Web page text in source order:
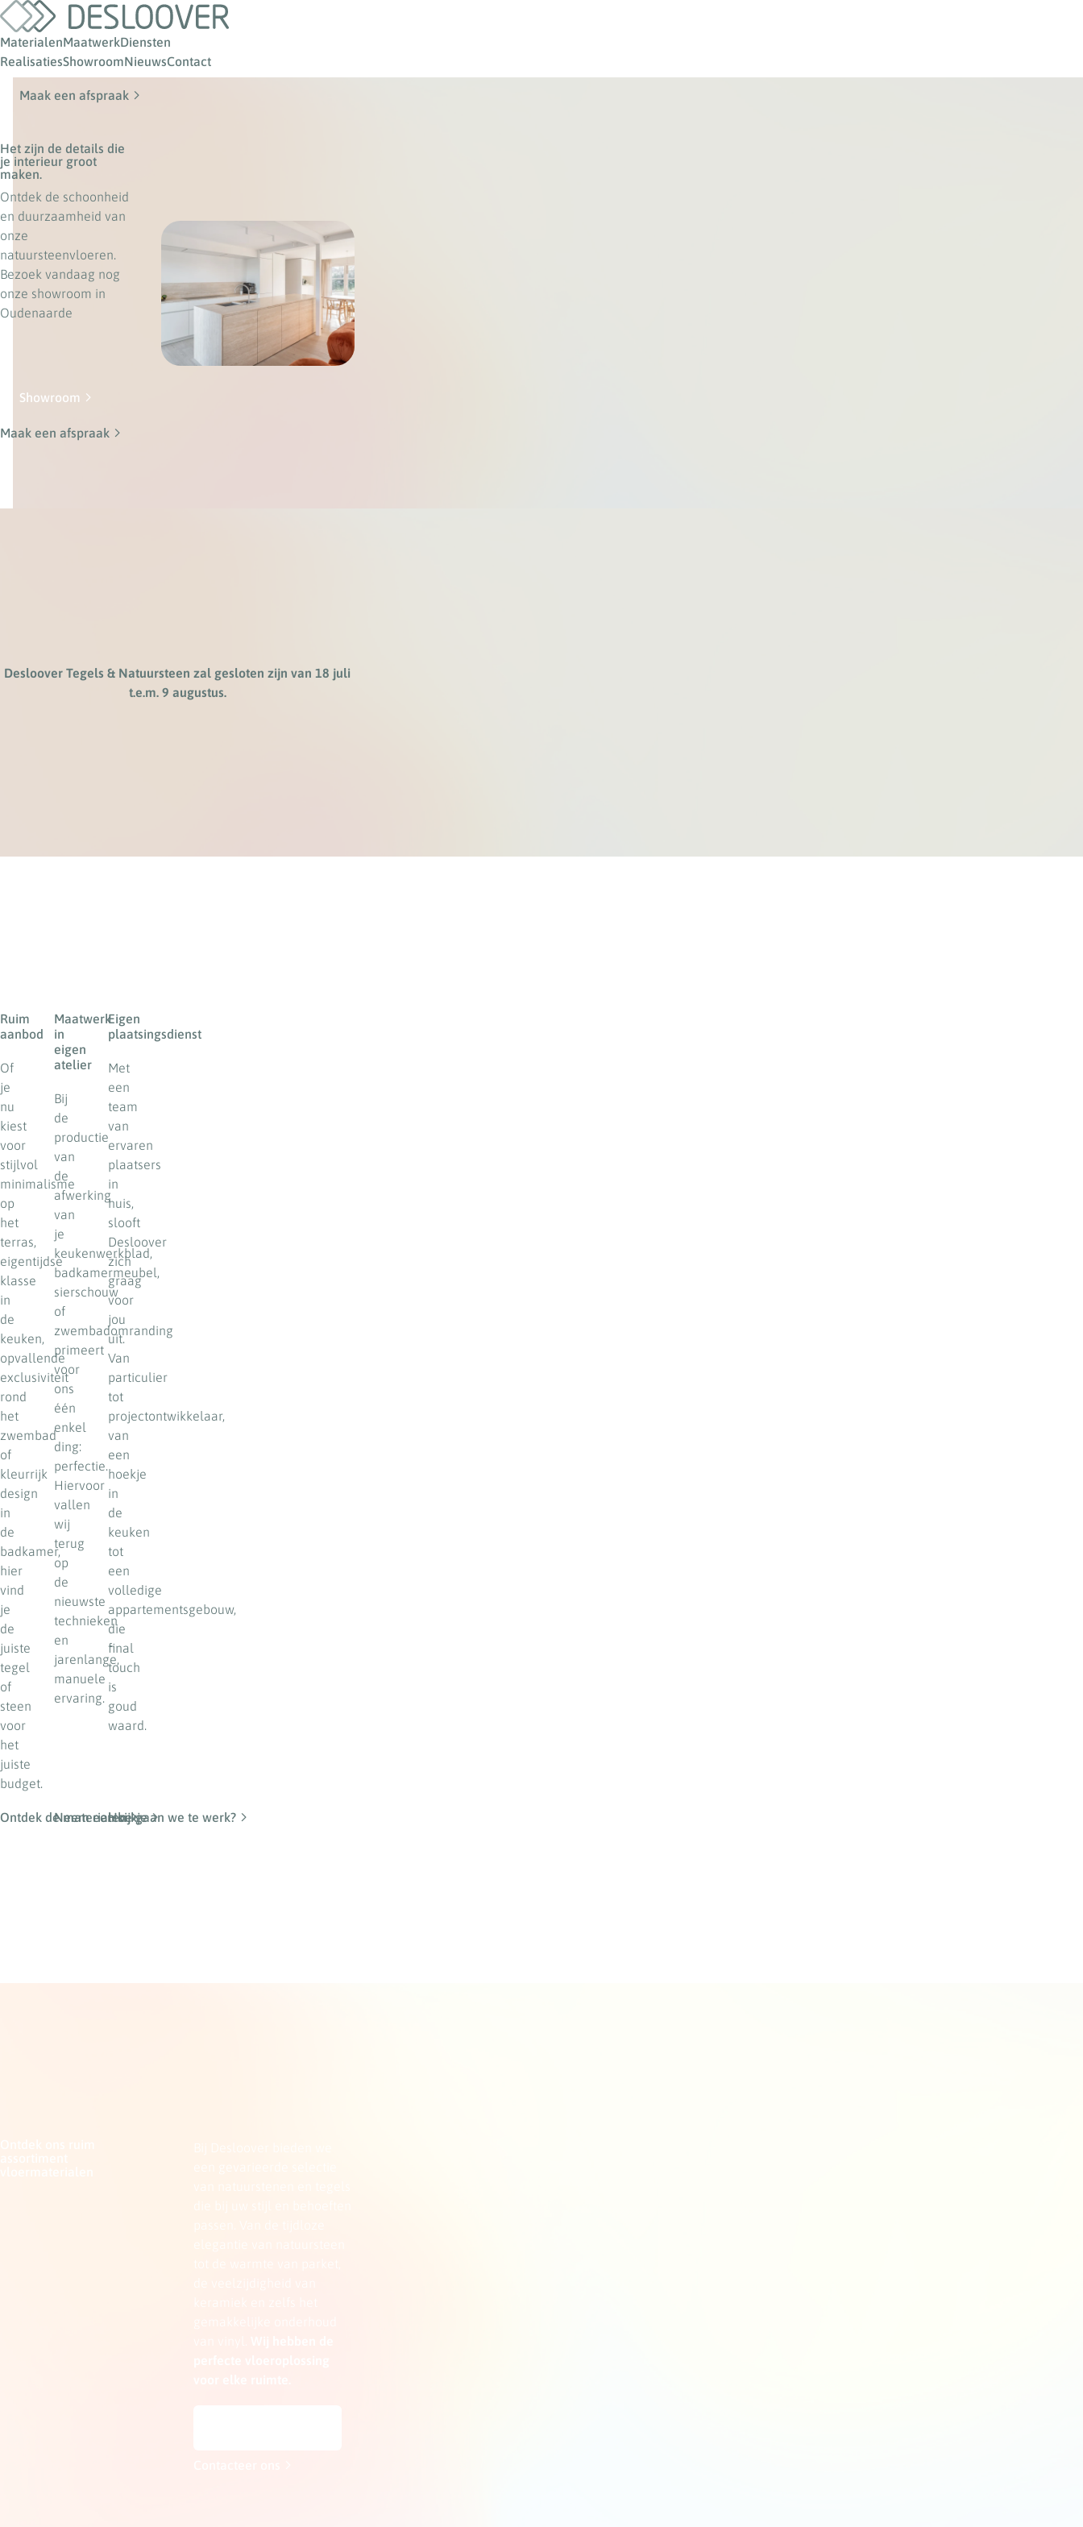
MaterialenMaatwerkDiensten
RealisatiesShowroomNieuwsContact
Maak een afspraak
Het zijn de details die
je interieur groot
maken.
Ontdek de schoonheid
en duurzaamheid van
onze
natuursteenvloeren.
Bezoek vandaag nog
onze showroom in
Oudenaarde
Showroom
Maak een afspraak
Desloover Tegels & Natuursteen zal gesloten zijn van 18 juli
t.e.m. 9 augustus.
Ruim
aanbod
Of
je
nu
kiest
voor
stijlvol
minimalisme
op
het
terras,
eigentijdse
klasse
in
de
keuken,
opvallende
exclusiviteit
rond
het
zwembad
of
kleurrijk
design
in
de
badkamer,
hier
vind
je
de
juiste
tegel
of
steen
voor
het
juiste
budget.
Ontdek de materialen
Maatwerk
in
eigen
atelier
Bij
de
productie
van
de
afwerking
van
je
keukenwerkblad,
badkamermeubel,
sierschouw
of
zwembadomranding
primeert
voor
ons
één
enkel
ding:
perfectie.
Hiervoor
vallen
wij
terug
op
de
nieuwste
technieken
en
jarenlange,
manuele
ervaring.
Neem een kijkje
Eigen
plaatsingsdienst
Met
een
team
van
ervaren
plaatsers
in
huis,
slooft
Desloover
zich
graag
voor
jou
uit.
Van
particulier
tot
projectontwikkelaar,
van
een
hoekje
in
de
keuken
tot
een
volledige
appartementsgebouw,
die
final
touch
is
goud
waard.
Hoe gaan we te werk?